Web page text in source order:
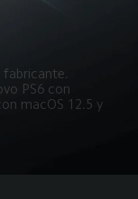
PS6 con
macOS 12.5 y